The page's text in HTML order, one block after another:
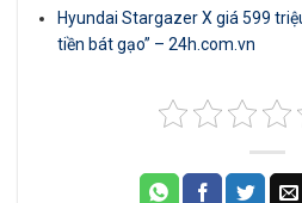
Hyundai Stargazer X giá 599
tiền bát gạo” – 24h.com.vn